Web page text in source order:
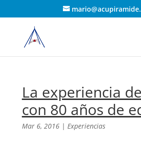
La experiencia
con 80 años de
Mar 6, 2016| Experiencias